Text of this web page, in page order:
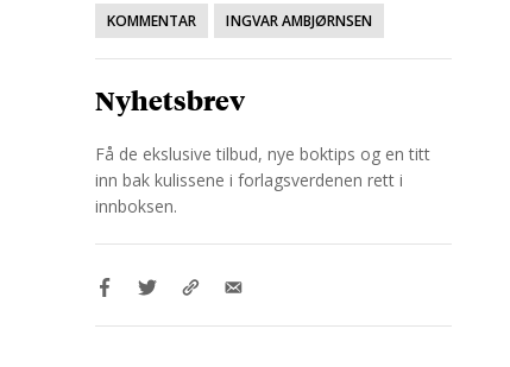
KOMMENTAR
INGVAR AMBJØRNSEN
Nyhetsbrev
Få de ekslusive tilbud, nye boktips og en titt
inn bak kulissene i forlagsverdenen rett i
innboksen.